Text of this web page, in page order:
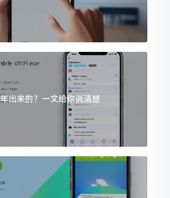
出来的？一文给你说清楚